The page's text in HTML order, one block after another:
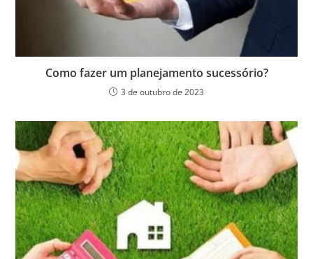
Como fazer um planejamento sucessório?
3 de outubro de 2023